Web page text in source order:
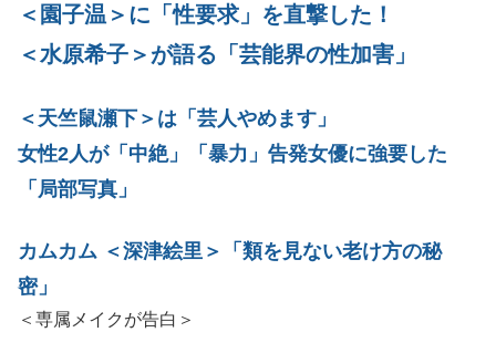
＜園子温＞に「性要求」を直撃した！
＜水原希子＞が語る「芸能界の性加害」
＜天竺鼠瀬下＞は「芸人やめます」
女性2人が「中絶」「暴力」告発女優に強要した
「局部写真」
カムカム ＜深津絵里＞「類を見ない老け方の秘
密」
＜専属メイクが告白＞